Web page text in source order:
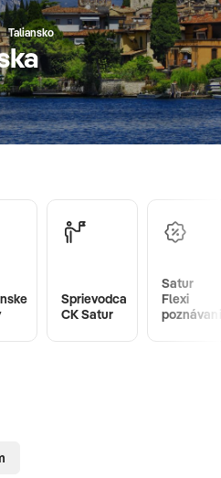
Taliansko
Sprievodca
CK Satur
Satur
Flexi